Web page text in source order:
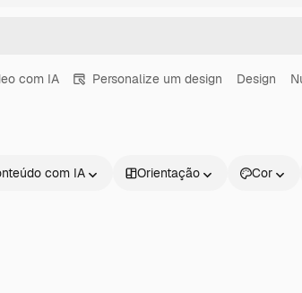
com IA Personalize um design Design
com IA Orientação Cor